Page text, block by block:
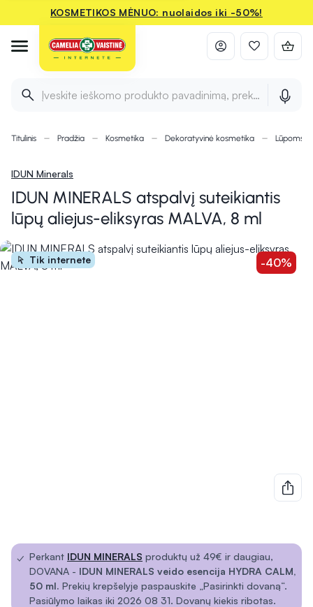
KOSMETIKOS MĖNUO: nuolaidos iki -50%!
Įveskite ieškomo produkto pavadinimą, prekės ženklą ir
Titulinis Pradžia Kosmetika Dekoratyvinė kosmetika Lūpoms
IDUN Minerals
IDUN MINERALS atspalvį suteikiantis
lūpų aliejus-eliksyras MALVA, 8 ml
Tik internete -40%
✓ Perkant IDUN MINERALS produktų už 49€ ir daugiau,
DOVANA - IDUN MINERALS veido esencija HYDRA CALM,
50 ml. Prekių krepšelyje paspauskite „Pasirinkti dovaną“.
Pasiūlymo laikas iki 2026 08 31. Dovanų kiekis ribotas.